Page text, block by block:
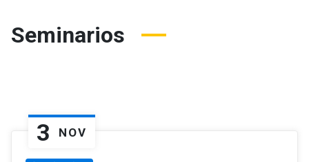
Seminarios
3 NOV